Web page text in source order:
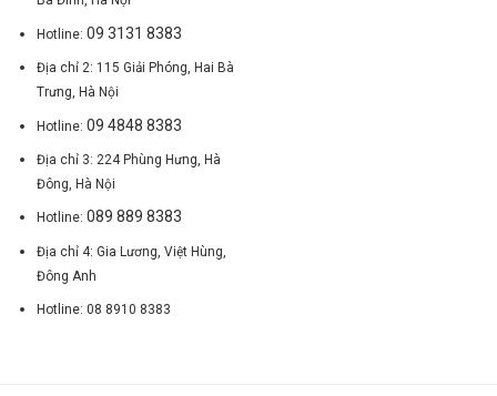
Hotline: 09 3131 8383
Địa chỉ 2: 115 Giải Phóng, Hai Bà
Trưng, Hà Nội
Hotline: 09 4848 8383
Địa chỉ 3: 224 Phùng Hưng, Hà
Đông, Hà Nội
Hotline: 089 889 8383
Địa chỉ 4: Gia Lương, Việt Hùng,
Đông Anh
Hotline: 08 8910 8383